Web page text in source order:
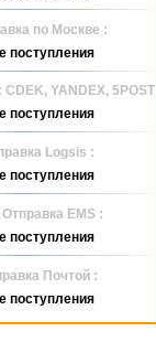
по Москве :
поступления
YANDEX, 5POST
поступления
Logsis :
поступления
Отправка EMS :
поступления
Почтой :
поступления